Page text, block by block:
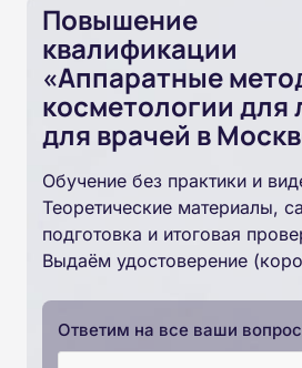
Повышение
квалификации
«Аппаратные
косметологии для
для врачей в
Обучение без практики и
Теоретические материалы,
подготовка и итоговая
Выдаём удостоверение
Ответим на все ваши